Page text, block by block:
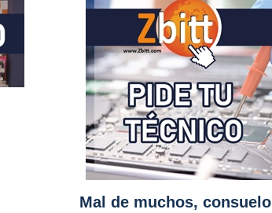
Mal de muchos, consuelo